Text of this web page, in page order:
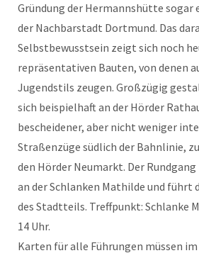
Gründung der Hermannshütte sogar
der Nachbarstadt Dortmund. Das
Selbstbewusstsein zeigt sich noch
repräsentativen Bauten, von denen
Jugendstils zeugen. Großzügig
sich beispielhaft an der Hörder
bescheidener, aber nicht weniger
Straßenzüge südlich der Bahnlinie,
den Hörder Neumarkt. Der
an der Schlanken Mathilde und führt
des Stadtteils. Treffpunkt: Schlanke
14 Uhr.
Karten für alle Führungen müssen